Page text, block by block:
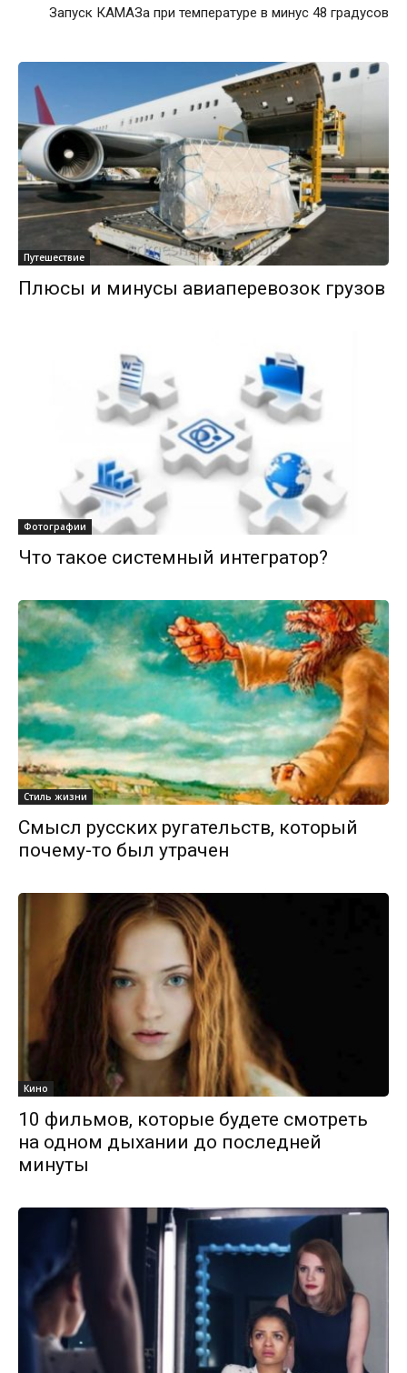
Запуск КАМАЗа при температуре в минус 48 градусов
Путешествие
Плюсы и минусы авиаперевозок грузов
Фотографии
Что такое системный интегратор?
Стиль жизни
Смысл русских ругательств, который
почему-то был утрачен
Кино
10 фильмов, которые будете смотреть
на одном дыхании до последней
минуты